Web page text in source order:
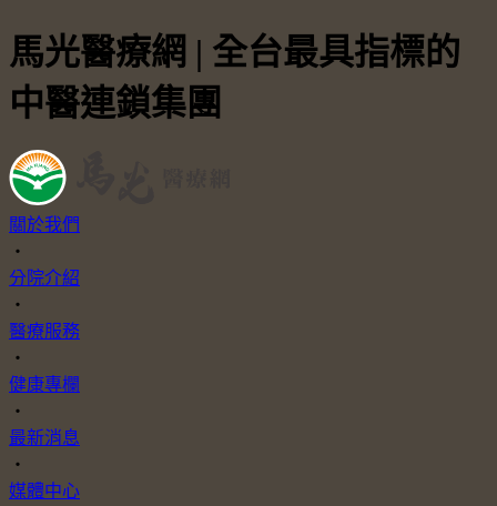
馬光醫療網 | 全台最具指標的
中醫連鎖集團
關於我們
・
分院介紹
・
醫療服務
・
健康專欄
・
最新消息
・
媒體中心